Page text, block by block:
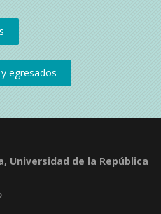
Universidad de la República